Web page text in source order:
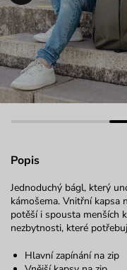
Popis
Jednoduchý bágl, který
kámošema. Vnitřní kapsa
potěší i spousta menších
nezbytnosti, které
Hlavní zapínání na zip